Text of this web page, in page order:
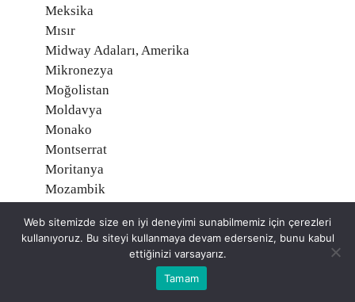
Meksika
Mısır
Midway Adaları, Amerika
Mikronezya
Moğolistan
Moldavya
Monako
Montserrat
Moritanya
Mozambik
Nauru
Nepal
Web sitemizde size en iyi deneyimi sunabilmemiz için çerezleri
kullanıyoruz. Bu siteyi kullanmaya devam ederseniz, bunu kabul
ettiğinizi varsayarız.
Tamam